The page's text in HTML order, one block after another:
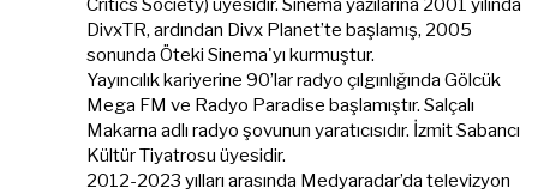
Critics Society) üyesidir. Sinema yazılarına 2001 yılında
DivxTR, ardından Divx Planet’te başlamış, 2005
sonunda Öteki Sinema'yı kurmuştur.
Yayıncılık kariyerine 90’lar radyo çılgınlığında Gölcük
Mega FM ve Radyo Paradise başlamıştır. Salçalı
Makarna adlı radyo şovunun yaratıcısıdır. İzmit Sabancı
Kültür Tiyatrosu üyesidir.
2012-2023 yılları arasında Medyaradar’da televizyon